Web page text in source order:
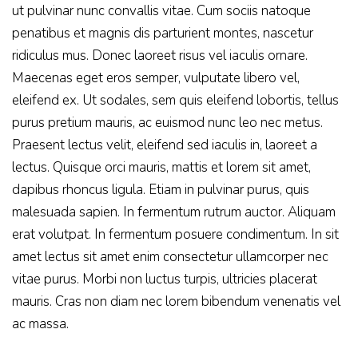
ut pulvinar nunc convallis vitae. Cum sociis natoque
penatibus et magnis dis parturient montes, nascetur
ridiculus mus. Donec laoreet risus vel iaculis ornare.
Maecenas eget eros semper, vulputate libero vel,
eleifend ex. Ut sodales, sem quis eleifend lobortis, tellus
purus pretium mauris, ac euismod nunc leo nec metus.
Praesent lectus velit, eleifend sed iaculis in, laoreet a
lectus. Quisque orci mauris, mattis et lorem sit amet,
dapibus rhoncus ligula. Etiam in pulvinar purus, quis
malesuada sapien. In fermentum rutrum auctor. Aliquam
erat volutpat. In fermentum posuere condimentum. In sit
amet lectus sit amet enim consectetur ullamcorper nec
vitae purus. Morbi non luctus turpis, ultricies placerat
mauris. Cras non diam nec lorem bibendum venenatis vel
ac massa.